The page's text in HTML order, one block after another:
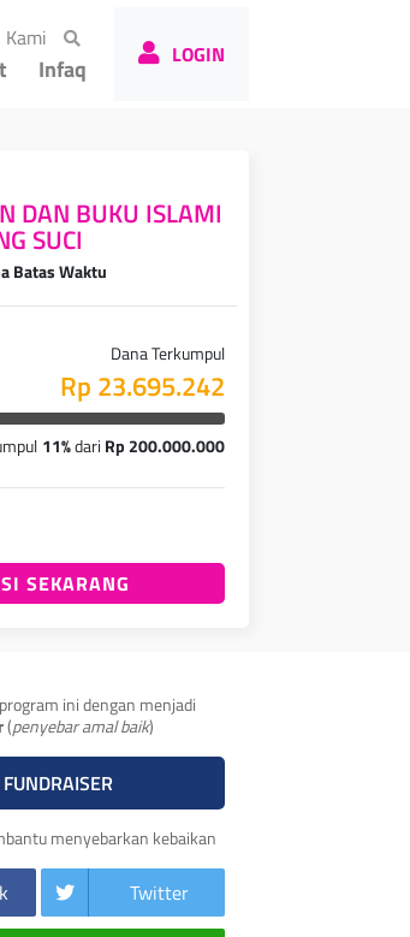
(current)
Infaq LOGIN
DAN BUKU ISLAMI
SUCI
Batas Waktu
Dana Terkumpul
Rp 23.695.242
11%dari Rp 200.000.000
SEKARANG
ini dengan menjadi
(penyebar amal baik)
menyebarkan kebaikan
Twitter